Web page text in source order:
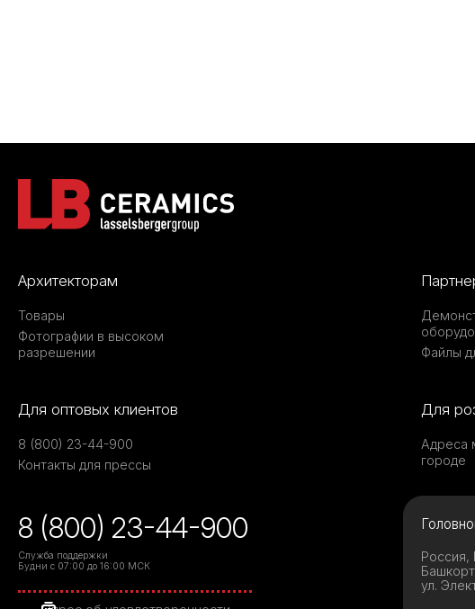
Архитекторам
Товары
Фотографии в высоком
разрешении
Файлы
Для оптовых клиентов
8 (800) 23-44-900
Контакты для прессы
Для
Адреса
городе
8 (800) 23-44-900
Служба поддержки
Будни с 07:00 до 16:00 МСК
Россия,
ул.